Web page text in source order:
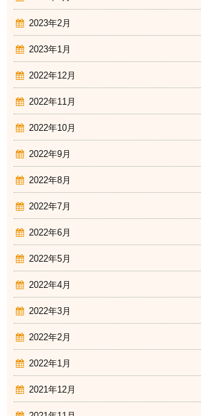
2023年2月
2023年1月
2022年12月
2022年11月
2022年10月
2022年9月
2022年8月
2022年7月
2022年6月
2022年5月
2022年4月
2022年3月
2022年2月
2022年1月
2021年12月